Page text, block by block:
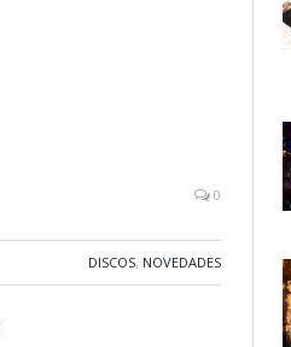
0
DISCOS, NOVEDADES